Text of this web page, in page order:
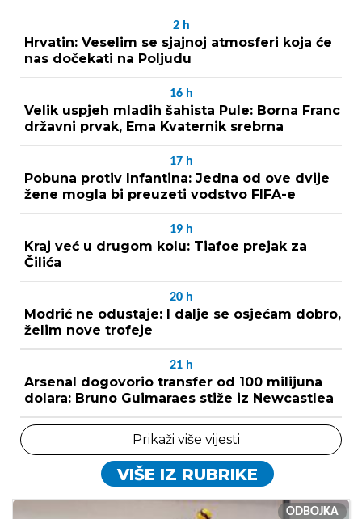
2 h
Hrvatin: Veselim se sjajnoj atmosferi koja će
nas dočekati na Poljudu
16 h
Velik uspjeh mladih šahista Pule: Borna Franc
državni prvak, Ema Kvaternik srebrna
17 h
Pobuna protiv Infantina: Jedna od ove dvije
žene mogla bi preuzeti vodstvo FIFA-e
19 h
Kraj već u drugom kolu: Tiafoe prejak za
Čilića
20 h
Modrić ne odustaje: I dalje se osjećam dobro,
želim nove trofeje
21 h
Arsenal dogovorio transfer od 100 milijuna
dolara: Bruno Guimaraes stiže iz Newcastlea
Prikaži više vijesti
VIŠE IZ RUBRIKE
ODBOJKA